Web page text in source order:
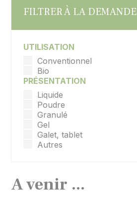
FILTRER À LA DEMANDE
UTILISATION
Conventionnel
Bio
PRÉSENTATION
Liquide
Poudre
Granulé
Gel
Galet, tablet
Autres
A venir ...